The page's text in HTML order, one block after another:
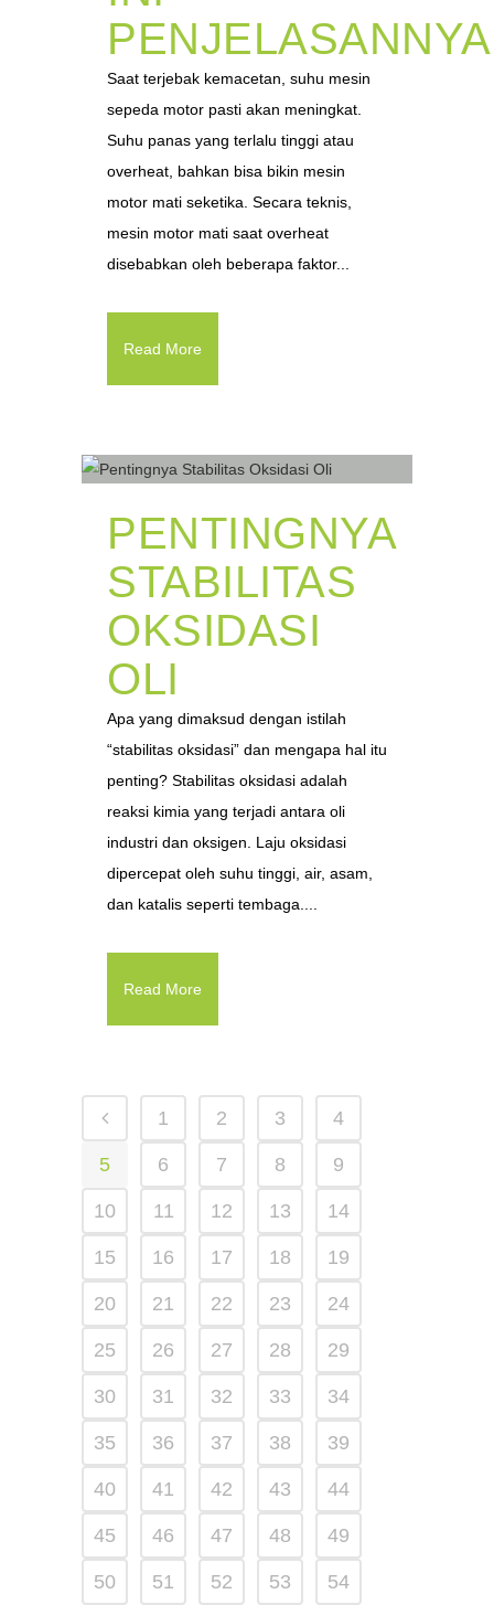
PENJELASANNYA
Saat terjebak kemacetan, suhu mesin
sepeda motor pasti akan meningkat.
Suhu panas yang terlalu tinggi atau
overheat, bahkan bisa bikin mesin
motor mati seketika. Secara teknis,
mesin motor mati saat overheat
disebabkan oleh beberapa faktor...
Read More
PENTINGNYA
STABILITAS
OKSIDASI
OLI
Apa yang dimaksud dengan istilah
“stabilitas oksidasi” dan mengapa hal itu
penting? Stabilitas oksidasi adalah
reaksi kimia yang terjadi antara oli
industri dan oksigen. Laju oksidasi
dipercepat oleh suhu tinggi, air, asam,
dan katalis seperti tembaga....
Read More
1 2 3 4
5 6 7 8 9
10 11 12 13 14
15 16 17 18 19
20 21 22 23 24
25 26 27 28 29
30 31 32 33 34
35 36 37 38 39
40 41 42 43 44
45 46 47 48 49
50 51 52 53 54